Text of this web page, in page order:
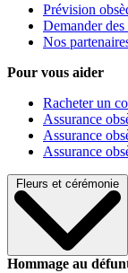
Prévision
Demander
Nos
Pour vous aider
Racheter un
Assurance
Assurance
Assurance
Fleurs et cérémonie
Hommage au